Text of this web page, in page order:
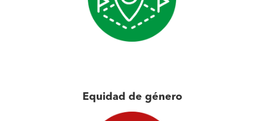
Equidad de género